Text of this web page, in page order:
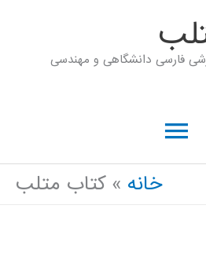
فارسی دانشگاهی و مهندسی
فهرست
اصلی
خانه کتاب متلب